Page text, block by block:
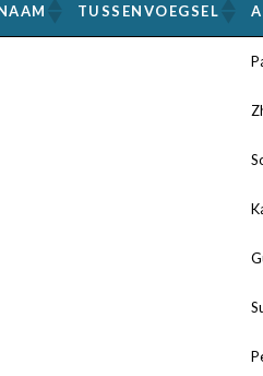
TUSSENVOEGSEL